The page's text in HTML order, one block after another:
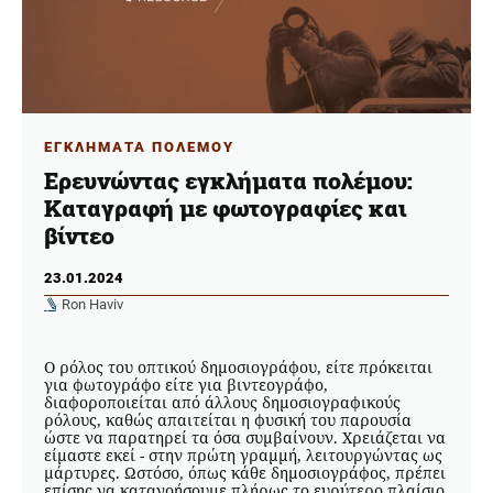
ΕΓΚΛΗΜΑΤΑ ΠΟΛΕΜΟΥ
Ερευνώντας εγκλήματα πολέμου:
Καταγραφή με φωτογραφίες και
βίντεο
23.01.2024
Ron Haviv
Ο ρόλος του οπτικού δημοσιογράφου, είτε πρόκειται
για φωτογράφο είτε για βιντεογράφο,
διαφοροποιείται από άλλους δημοσιογραφικούς
ρόλους, καθώς απαιτείται η φυσική του παρουσία
ώστε να παρατηρεί τα όσα συμβαίνουν. Χρειάζεται να
είμαστε εκεί - στην πρώτη γραμμή, λειτουργώντας ως
μάρτυρες. Ωστόσο, όπως κάθε δημοσιογράφος, πρέπει